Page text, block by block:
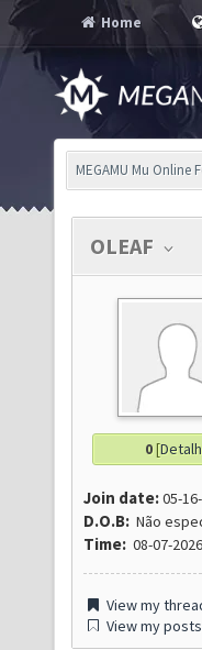
Home
MEGAMU Mu Online
OLEAF
0[
Join date:05-
D.O.B: Não
Time: 08-07-
View my
View my posts